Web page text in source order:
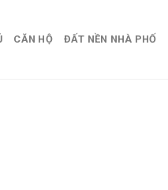
CĂN HỘ ĐẤT NỀN NHÀ PHỐ